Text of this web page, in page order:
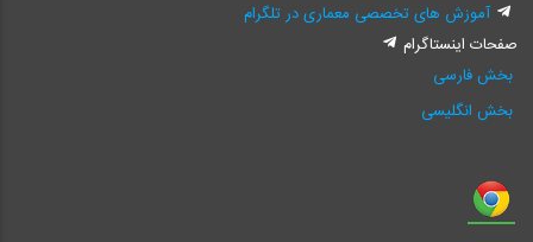
آموزش های تخصصی معماری در تلگرام
صفحات اینستاگرام
بخش فارسی
بخش انگلیسی